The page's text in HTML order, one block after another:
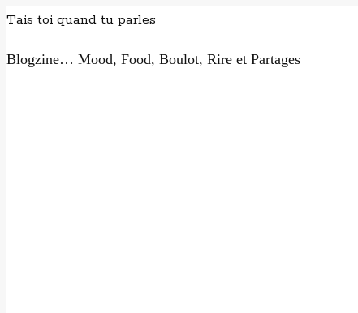
Tais toi quand tu parles
Blogzine… Mood, Food, Boulot, Rire et Partages